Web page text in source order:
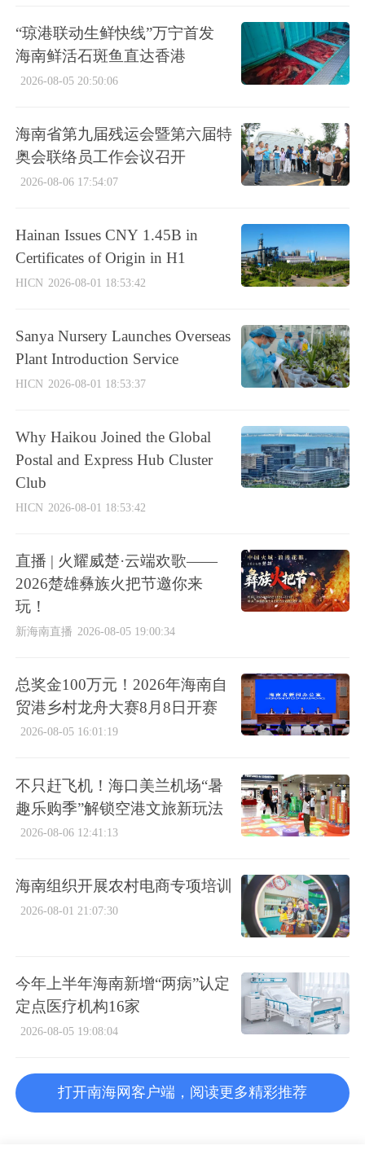
“琼港联动生鲜快线”万宁首发
海南鲜活石斑鱼直达香港
2026-08-05 20:50:06
海南省第九届残运会暨第六届特
奥会联络员工作会议召开
2026-08-06 17:54:07
Hainan Issues CNY 1.45B in
Certificates of Origin in H1
HICN 2026-08-01 18:53:42
Sanya Nursery Launches Overseas
Plant Introduction Service
HICN 2026-08-01 18:53:37
Why Haikou Joined the Global
Postal and Express Hub Cluster
Club
HICN 2026-08-01 18:53:42
直播 | 火耀威楚·云端欢歌——
2026楚雄彝族火把节邀你来
玩！
新海南直播 2026-08-05 19:00:34
总奖金100万元！2026年海南自
贸港乡村龙舟大赛8月8日开赛
2026-08-05 16:01:19
不只赶飞机！海口美兰机场“暑
趣乐购季”解锁空港文旅新玩法
2026-08-06 12:41:13
海南组织开展农村电商专项培训
2026-08-01 21:07:30
今年上半年海南新增“两病”认定
定点医疗机构16家
2026-08-05 19:08:04
打开南海网客户端，阅读更多精彩推荐